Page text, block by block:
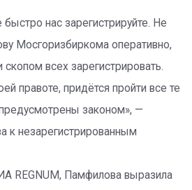
быстро нас зарегистрируйте. Не
Мосгоризбиркома оперативно,
всех зарегистрировать.
правоте, придётся пройти все те
законом», —
к незарегистрированным
REGNUM, Памфилова выразила